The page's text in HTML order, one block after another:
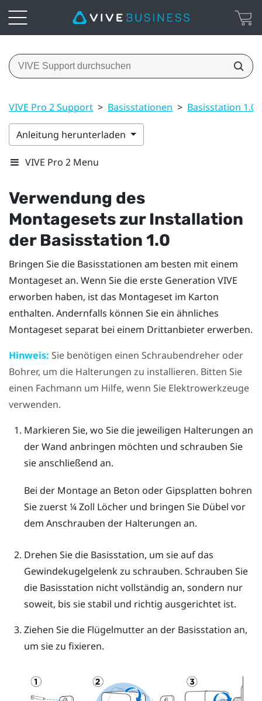
VIVE Pro 2 Support > Basisstationen > Basisstation 1.0
Anleitung herunterladen
VIVE Pro 2 Menu
Verwendung des
Montagesets zur Installation
der Basisstation 1.0
Bringen Sie die Basisstationen am besten mit einem
Montageset an. Wenn Sie die erste Generation VIVE
erworben haben, ist das Montageset im Karton
enthalten. Andernfalls können Sie ein ähnliches
Montageset separat bei einem Drittanbieter erwerben.
Hinweis: Sie benötigen einen Schraubendreher oder
Bohrer, um die Halterungen zu installieren. Bitten Sie
einen Fachmann um Hilfe, wenn Sie Elektrowerkzeuge
verwenden.
Markieren Sie, wo Sie die jeweiligen Halterungen an
der Wand anbringen möchten und schrauben Sie
sie anschließend an.
Bei der Montage an Beton oder Gipsplatten bohren
Sie zuerst ¼ Zoll Löcher und bringen Sie Dübel vor
dem Anschrauben der Halterungen an.
Drehen Sie die Basisstation, um sie auf das
Gewindekugelgelenk zu schrauben. Schrauben Sie
die Basisstation nicht vollständig an, sondern nur
soweit, bis sie stabil und richtig ausgerichtet ist.
Ziehen Sie die Flügelmutter an der Basisstation an,
um sie zu fixieren.